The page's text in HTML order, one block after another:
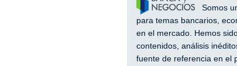
Somos
para temas bancarios,
en el mercado. Hemos
contenidos, análisis
fuente de referencia en el